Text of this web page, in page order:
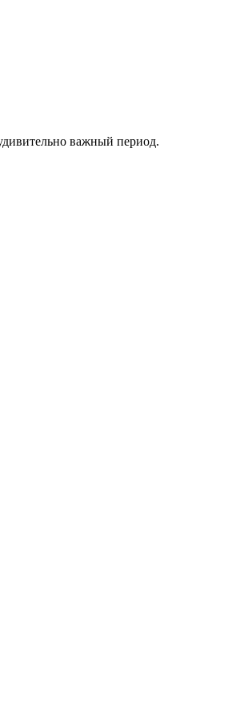
важный период.